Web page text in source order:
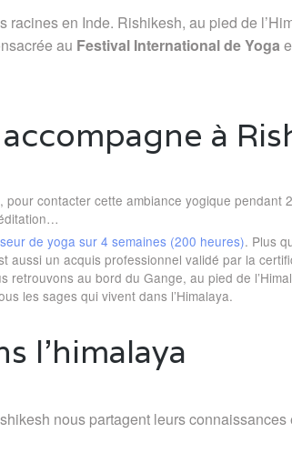
racines en Inde. Rishikesh, au pied de
au Festival International de Yoga
à
, pour contacter cette ambiance yogique pendant
de yoga sur 4 semaines (200 heures). Plus
aussi un acquis professionnel validé par la
retrouvons au bord du Gange, au pied de
les sages qui vivent dans l’Himalaya.
l’himalaya
nous partagent leurs connaissances